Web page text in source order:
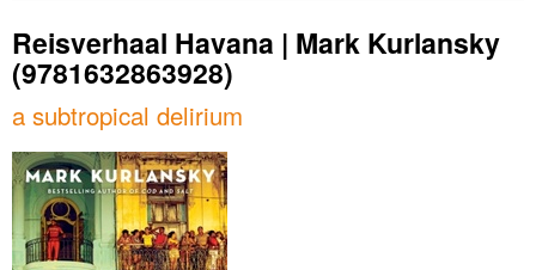
Reisverhaal Havana | Mark Kurlansky
(9781632863928)
a subtropical delirium